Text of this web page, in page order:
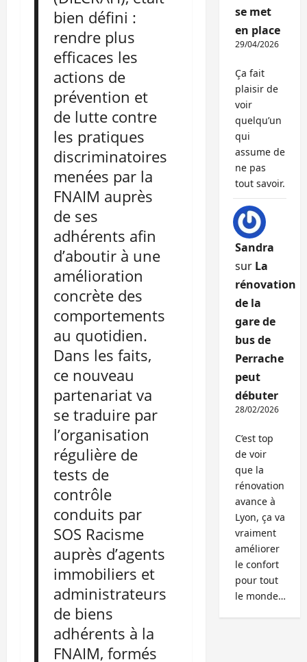
bien défini :
rendre plus
efficaces les
actions de
prévention et
de lutte contre
les pratiques
discriminatoires
menées par la
FNAIM auprès
de ses
adhérents afin
d’aboutir à une
amélioration
concrète des
comportements
au quotidien.
Dans les faits,
ce nouveau
partenariat va
se traduire par
l’organisation
régulière de
tests de
contrôle
conduits par
SOS Racisme
auprès d’agents
immobiliers et
administrateurs
de biens
adhérents à la
FNAIM, formés
se met
en place
29/04/2026
Ça fait
plaisir de
voir
quelqu’un
qui
assume de
ne pas
tout savoir.
Sandra
sur La
rénovation
de la
gare de
bus de
Perrache
peut
débuter
28/02/2026
C’est top
de voir
que la
rénovation
avance à
Lyon, ça va
vraiment
améliorer
le confort
pour tout
le monde…